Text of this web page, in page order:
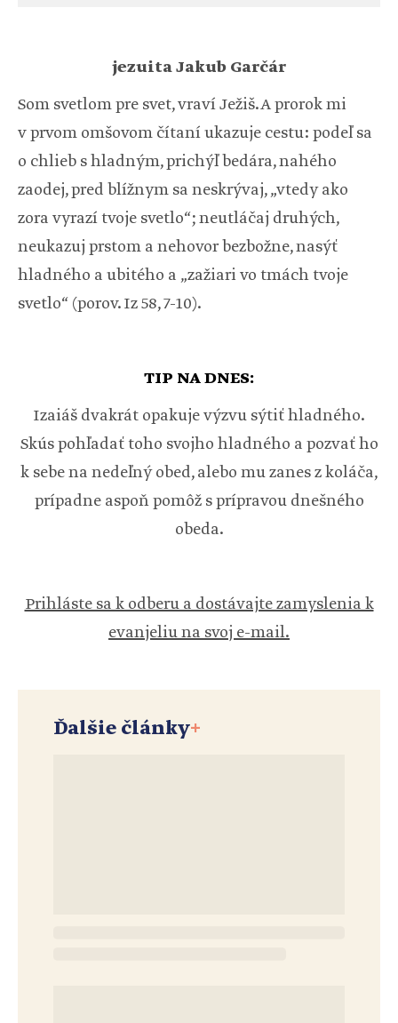
jezuita Jakub Garčár
Som svetlom pre svet, vraví Ježiš. A prorok mi
v prvom omšovom čítaní ukazuje cestu: podeľ sa
o chlieb s hladným, prichýľ bedára, nahého
zaodej, pred blížnym sa neskrývaj, „vtedy ako
zora vyrazí tvoje svetlo“; neutláčaj druhých,
neukazuj prstom a nehovor bezbožne, nasýť
hladného a ubitého a „zažiari vo tmách tvoje
svetlo“ (porov. Iz 58, 7-10).
TIP NA DNES:
Izaiáš dvakrát opakuje výzvu sýtiť hladného.
Skús pohľadať toho svojho hladného a pozvať ho
k sebe na nedeľný obed, alebo mu zanes z koláča,
prípadne aspoň pomôž s prípravou dnešného
obeda.
Prihláste sa k odberu a dostávajte zamyslenia k
evanjeliu na svoj e-mail.
Ďalšie články+